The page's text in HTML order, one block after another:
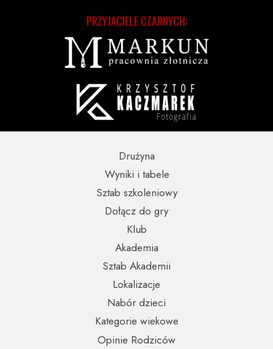
PRZYJACIELE CZARNYCH:
Opinie Rodziców
Nabór dzieci
Wyniki i tabele
Kategorie wiekowe
Lokalizacje
Sztab szkoleniowy
Sztab Akademii
Dołącz do gry
Drużyna
Akademia
Klub